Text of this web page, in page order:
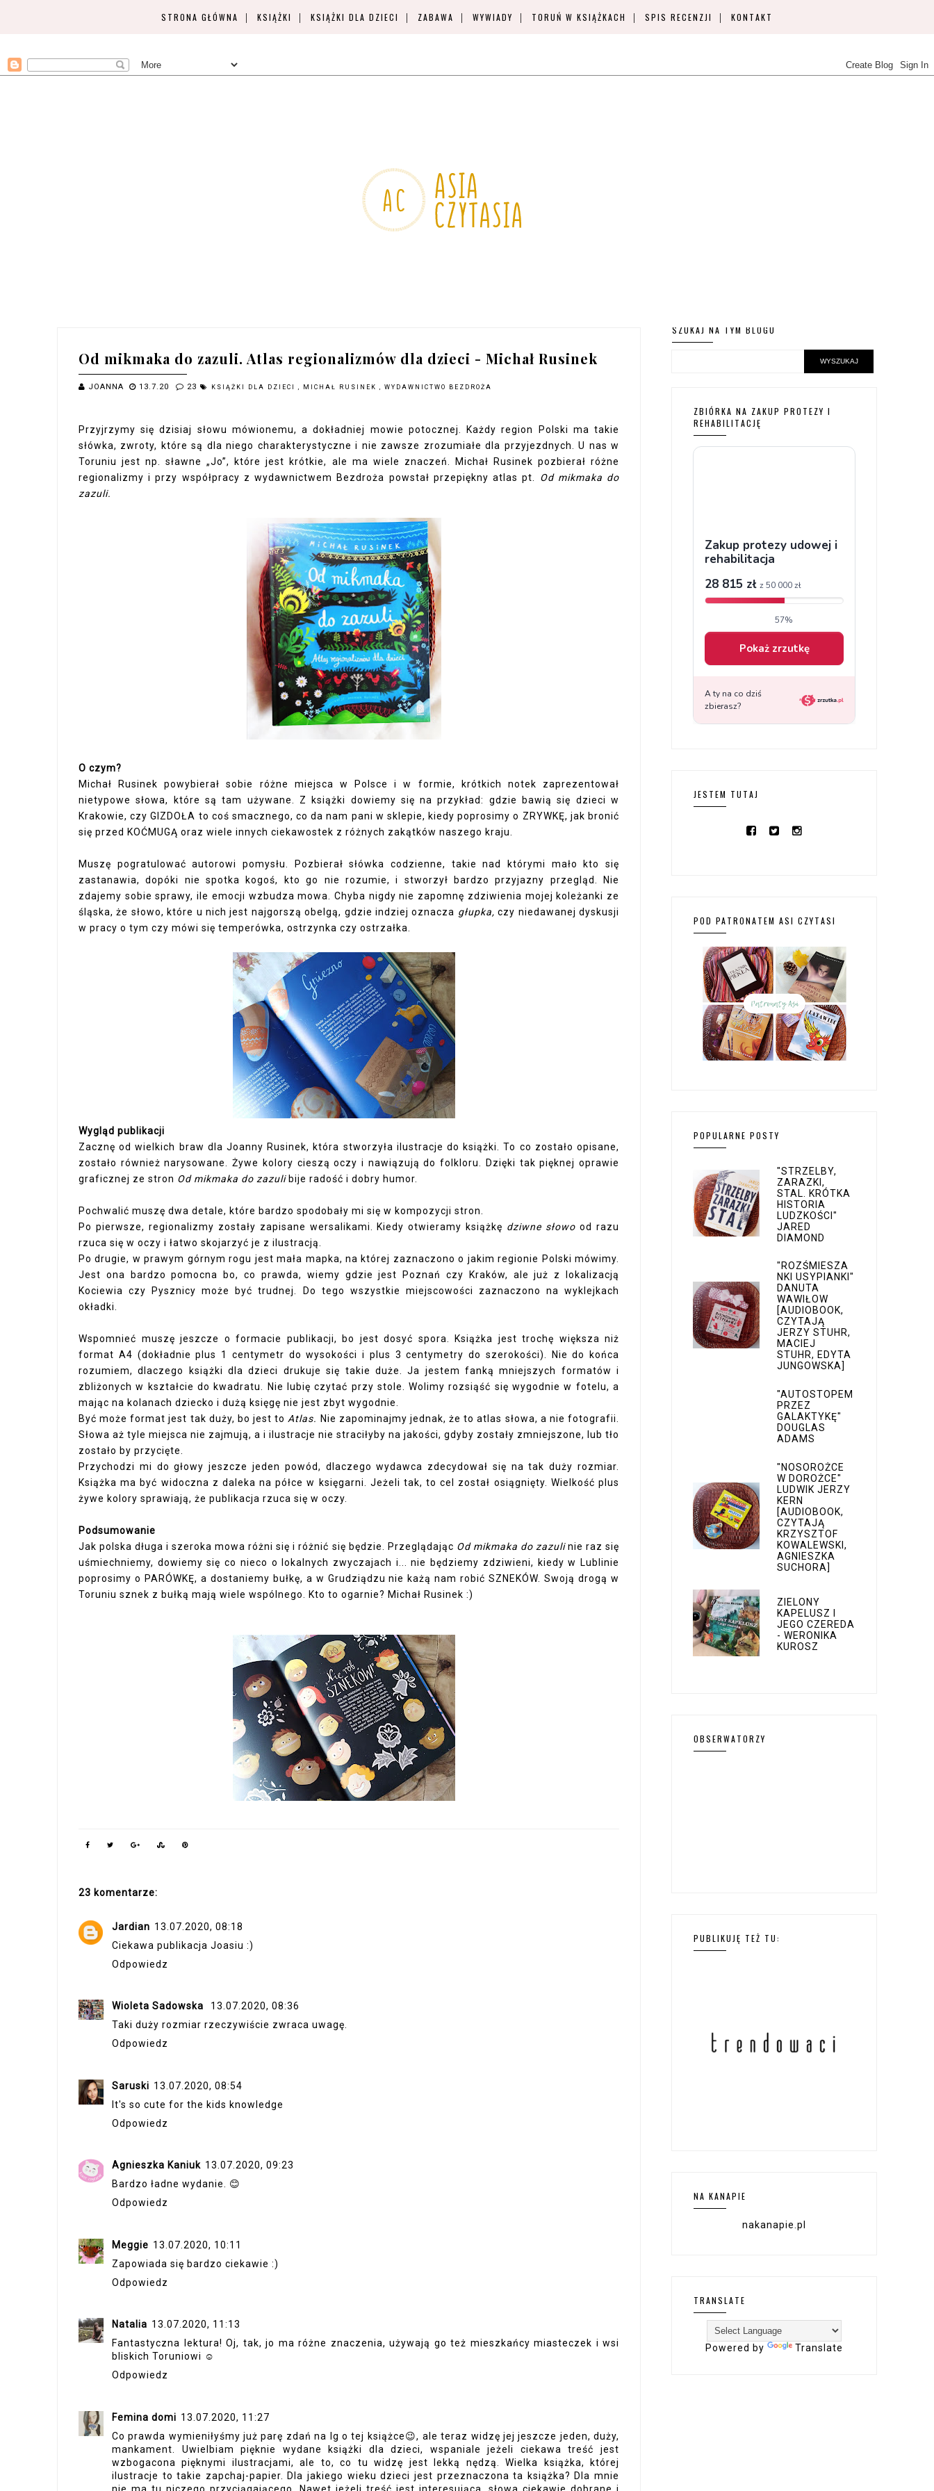
STRONA GŁÓWNA KSIĄŻKI KSIĄŻKI DLA DZIECI ZABAWA WYWIADY TORUŃ W KSIĄŻKACH SPIS RECENZJI KONTAKT
Od mikmaka do zazuli. Atlas regionalizmów dla dzieci - Michał Rusinek
JOANNA 13.7.20 23 KSIĄŻKI DLA DZIECI , MICHAŁ RUSINEK , WYDAWNICTWO BEZDROŻA
Przyjrzymy się dzisiaj słowu mówionemu, a dokładniej mowie potocznej. Każdy region Polski ma takie
słówka, zwroty, które są dla niego charakterystyczne i nie zawsze zrozumiałe dla przyjezdnych. U nas w
Toruniu jest np. sławne „Jo”, które jest krótkie, ale ma wiele znaczeń. Michał Rusinek pozbierał różne
regionalizmy i przy współpracy z wydawnictwem Bezdroża powstał przepiękny atlas pt. Od mikmaka do
zazuli.
O czym?
Michał Rusinek powybierał sobie różne miejsca w Polsce i w formie, krótkich notek zaprezentował
nietypowe słowa, które są tam używane. Z książki dowiemy się na przykład: gdzie bawią się dzieci w
Krakowie, czy GIZDOŁA to coś smacznego, co da nam pani w sklepie, kiedy poprosimy o ZRYWKĘ, jak bronić
się przed KOĆMUGĄ oraz wiele innych ciekawostek z różnych zakątków naszego kraju.
Muszę pogratulować autorowi pomysłu. Pozbierał słówka codzienne, takie nad którymi mało kto się
zastanawia, dopóki nie spotka kogoś, kto go nie rozumie, i stworzył bardzo przyjazny przegląd. Nie
zdajemy sobie sprawy, ile emocji wzbudza mowa. Chyba nigdy nie zapomnę zdziwienia mojej koleżanki ze
śląska, że słowo, które u nich jest najgorszą obelgą, gdzie indziej oznacza głupka,czy niedawanej dyskusji
w pracy o tym czy mówi się temperówka, ostrzynka czy ostrzałka.
Wygląd publikacji
Zacznę od wielkich braw dla Joanny Rusinek, która stworzyła ilustracje do książki. To co zostało opisane,
zostało również narysowane. Żywe kolory cieszą oczy i nawiązują do folkloru. Dzięki tak pięknej oprawie
graficznej ze stron Od mikmaka do zazulibije radość i dobry humor.
Pochwalić muszę dwa detale, które bardzo spodobały mi się w kompozycji stron.
Po pierwsze, regionalizmy zostały zapisane wersalikami. Kiedy otwieramy książkę dziwne słowood razu
rzuca się w oczy i łatwo skojarzyć je z ilustracją.
Po drugie, w prawym górnym rogu jest mała mapka, na której zaznaczono o jakim regionie Polski mówimy.
Jest ona bardzo pomocna bo, co prawda, wiemy gdzie jest Poznań czy Kraków, ale już z lokalizacją
Kociewia czy Pysznicy może być trudnej. Do tego wszystkie miejscowości zaznaczono na wyklejkach
okładki.
Wspomnieć muszę jeszcze o formacie publikacji, bo jest dosyć spora. Książka jest trochę większa niż
format A4 (dokładnie plus 1 centymetr do wysokości i plus 3 centymetry do szerokości). Nie do końca
rozumiem, dlaczego książki dla dzieci drukuje się takie duże. Ja jestem fanką mniejszych formatów i
zbliżonych w kształcie do kwadratu. Nie lubię czytać przy stole. Wolimy rozsiąść się wygodnie w fotelu, a
mając na kolanach dziecko i dużą księgę nie jest zbyt wygodnie.
Być może format jest tak duży, bo jest to Atlas. Nie zapominajmy jednak, że to atlas słowa, a nie fotografii.
Słowa aż tyle miejsca nie zajmują, a i ilustracje nie straciłyby na jakości, gdyby zostały zmniejszone, lub tło
zostało by przycięte.
Przychodzi mi do głowy jeszcze jeden powód, dlaczego wydawca zdecydował się na tak duży rozmiar.
Książka ma być widoczna z daleka na półce w księgarni. Jeżeli tak, to cel został osiągnięty. Wielkość plus
żywe kolory sprawiają, że publikacja rzuca się w oczy.
Podsumowanie
Jak polska długa i szeroka mowa różni się i różnić się będzie. Przeglądając Od mikmaka do zazulinie raz się
uśmiechniemy, dowiemy się co nieco o lokalnych zwyczajach i... nie będziemy zdziwieni, kiedy w Lublinie
poprosimy o PARÓWKĘ, a dostaniemy bułkę, a w Grudziądzu nie każą nam robić SZNEKÓW. Swoją drogą w
Toruniu sznek z bułką mają wiele wspólnego. Kto to ogarnie? Michał Rusinek :)
23 komentarze:
Jardian 13.07.2020, 08:18
Ciekawa publikacja Joasiu :)
Odpowiedz
Wioleta Sadowska
13.07.2020, 08:36
Taki duży rozmiar rzeczywiście zwraca uwagę.
Odpowiedz
Saruski 13.07.2020, 08:54
It's so cute for the kids knowledge
Odpowiedz
Agnieszka Kaniuk 13.07.2020, 09:23
Bardzo ładne wydanie. 😊
Odpowiedz
Meggie 13.07.2020, 10:11
Zapowiada się bardzo ciekawie :)
Odpowiedz
Natalia 13.07.2020, 11:13
Fantastyczna lektura! Oj, tak, jo ma różne znaczenia, używają go też mieszkańcy miasteczek i wsi
bliskich Toruniowi ☺
Odpowiedz
Femina domi 13.07.2020, 11:27
Co prawda wymieniłyśmy już parę zdań na Ig o tej książce😉, ale teraz widzę jej jeszcze jeden, duży,
mankament. Uwielbiam pięknie wydane książki dla dzieci, wspaniale jeżeli ciekawa treść jest
wzbogacona pięknymi ilustracjami, ale to, co tu widzę jest lekką nędzą. Wielka książka, której
ilustracje to takie zapchaj-papier. Dla jakiego wieku dzieci jest przeznaczona ta książka? Dla mnie
SZUKAJ NA TYM BLOGU
ZBIÓRKA NA ZAKUP PROTEZY I
REHABILITACJĘ
JESTEM TUTAJ
POD PATRONATEM ASI CZYTASI
POPULARNE POSTY
"STRZELBY,
ZARAZKI,
STAL. KRÓTKA
HISTORIA
LUDZKOŚCI"
JARED
DIAMOND
"ROZŚMIESZA
NKI USYPIANKI"
DANUTA
WAWIŁOW
[AUDIOBOOK,
CZYTAJĄ
JERZY STUHR,
MACIEJ
STUHR, EDYTA
JUNGOWSKA]
"AUTOSTOPEM
PRZEZ
GALAKTYKĘ"
DOUGLAS
ADAMS
"NOSOROŻCE
W DOROŻCE"
LUDWIK JERZY
KERN
[AUDIOBOOK,
CZYTAJĄ
KRZYSZTOF
KOWALEWSKI,
AGNIESZKA
SUCHORA]
ZIELONY
KAPELUSZ I
JEGO CZEREDA
- WERONIKA
KUROSZ
OBSERWATORZY
PUBLIKUJĘ TEŻ TU:
NA KANAPIE
nakanapie.pl
TRANSLATE
Powered by Translate